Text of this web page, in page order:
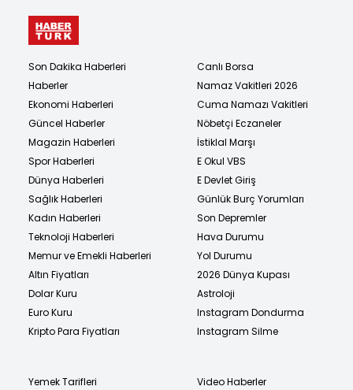
Son Dakika Haberleri
Haberler
Ekonomi Haberleri
Güncel Haberler
Magazin Haberleri
Spor Haberleri
Dünya Haberleri
Sağlık Haberleri
Kadın Haberleri
Teknoloji Haberleri
Memur ve Emekli Haberleri
Altın Fiyatları
Dolar Kuru
Euro Kuru
Kripto Para Fiyatları
Canlı Borsa
Namaz Vakitleri 2026
Cuma Namazı Vakitleri
Nöbetçi Eczaneler
İstiklal Marşı
E Okul VBS
E Devlet Giriş
Günlük Burç Yorumları
Son Depremler
Hava Durumu
Yol Durumu
2026 Dünya Kupası
Astroloji
Instagram Dondurma
Instagram Silme
Yemek Tarifleri
Video Haberler